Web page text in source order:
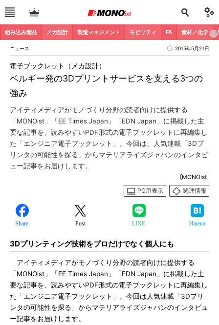
組み込み開発 メカ設計 製造マネジメント モビリティ FA 素材／化学
ニュース 2015年5月21日
ベルギー発の3Dプリントサービスを支える3つの
強み
電子ブックレット（メカ設計）
アイティメディアがモノづくり分野の読者向けに提供する
「MONOist」「EE Times Japan」「EDN Japan」に掲載した主
要な記事を、読みやすいPDF形式の電子ブックレットに再編集し
た「エンジニア電子ブックレット」。今回は、人気連載「3Dプ
リンタの可能性を探る」からマテリアライズジャパンのインタビ
ュー記事をお届けします。
[MONOist]
PC用表示
関連情報
Share Post LINE Hatena
3Dプリンティング技術をプロだけでなく個人にも
アイティメディアがモノづくり分野の読者向けに提供する
「MONOist」「EE Times Japan」「EDN Japan」に掲載した主
要な記事を、読みやすいPDF形式の電子ブックレットに再編集し
た「エンジニア電子ブックレット」。今回は人気連載「3Dプリ
ンタの可能性を探る」からマテリアライズジャパンのインタビュ
ー記事をお届けします。